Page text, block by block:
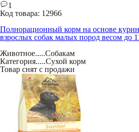
1
Код товара: 12966
Полнорационный корм на основе
взрослых собак малых пород весом до
Животное.....Собакам
Категория.....Сухой корм
Товар снят с продажи